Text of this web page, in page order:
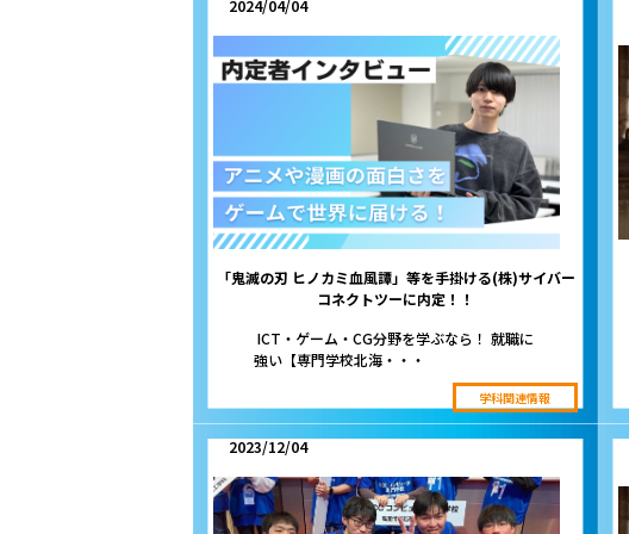
2024/04/04
「鬼滅の刃 ヒノカミ血風譚」等を手掛ける(株)サイバー
コネクトツーに内定！！
ICT・ゲーム・CG分野を学ぶなら！ 就職に
強い【専門学校北海・・・
学科関連情報
2023/12/04